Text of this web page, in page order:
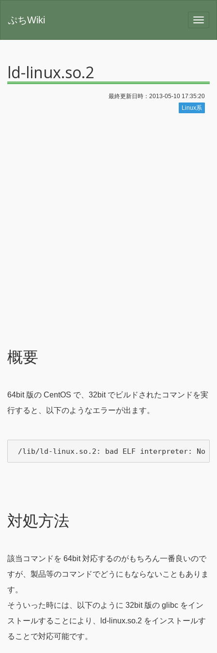
ぷちWiki
ld-linux.so.2
最終更新日時：2013-05-10 17:35:20
Linux系
概要
64bit 版の CentOS で、32bit でビルドされたコマンドを実
行すると、以下のようなエラーが出ます。
対処方法
該当コマンドを 64bit 対応するのがもちろん一番良いので
すが、製品等のコマンドでどうにもならないこともありま
す。
そういった時には、以下のように 32bit 版の glibc をイン
ストールすることにより、ld-linux.so.2 をインストールす
ることで対応可能です。